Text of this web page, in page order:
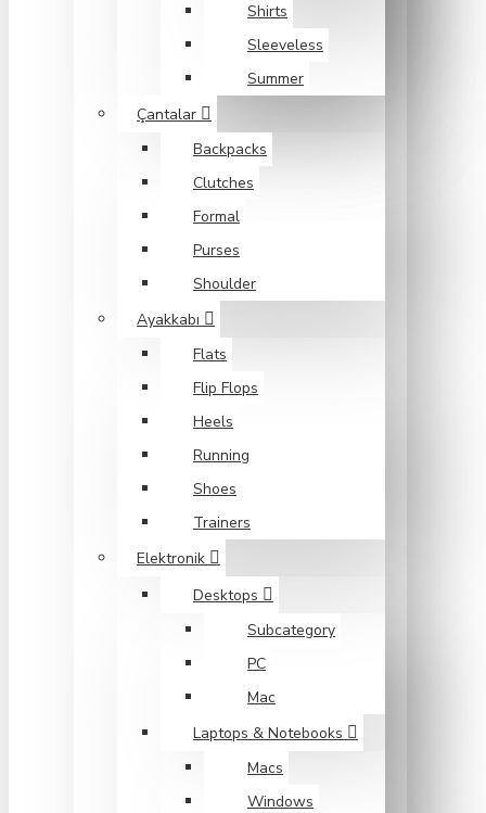
Shirts
Sleeveless
Summer
Çantalar
Backpacks
Clutches
Formal
Purses
Shoulder
Ayakkabı
Flats
Flip Flops
Heels
Running
Shoes
Trainers
Elektronik
Desktops
Subcategory
PC
Mac
Laptops & Notebooks
Macs
Windows